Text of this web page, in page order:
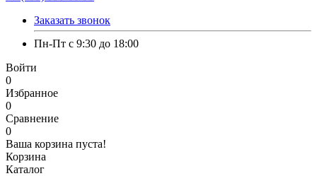
Заказать звонок
Пн-Пт с 9:30 до 18:00
Войти
0
Избранное
0
Сравнение
0
Ваша корзина пуста!
Корзина
Каталог